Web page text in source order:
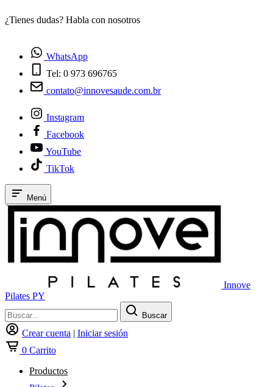
¿Tienes dudas? Habla con nosotros
WhatsApp
Tel: 0 973 696765
contato@innovesaude.com.br
Instagram
Facebook
YouTube
TikTok
Menú
Innove
Pilates PY
Buscar
Crear cuenta | Iniciar sesión
0 Carrito
Productos